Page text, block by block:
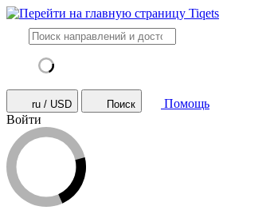
ru / USD Поиск
Помощь
Войти